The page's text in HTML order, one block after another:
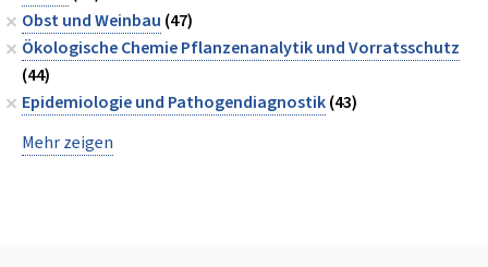
Obst und Weinbau (47)
Ökologische Chemie Pflanzenanalytik und Vorratsschutz
(44)
Epidemiologie und Pathogendiagnostik(43)
Mehr zeigen